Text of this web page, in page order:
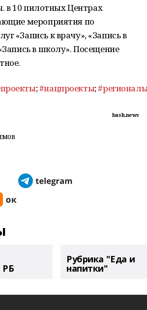
в 10 пилотных Центрах
мероприятия по
«Запись к врачу», «Запись в
в школу». Посещение
;#нацпроекты;
bash.news
РБ
Рубрика "Еда и
напитки"